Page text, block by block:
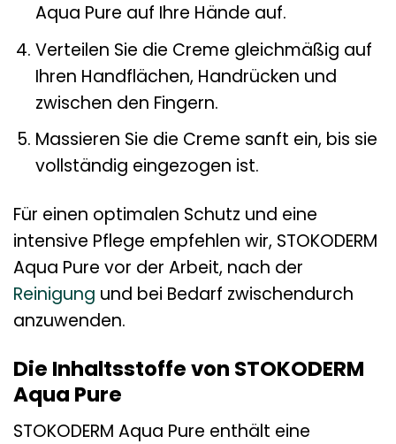
Aqua Pure auf Ihre Hände auf.
Verteilen Sie die Creme gleichmäßig auf
Ihren Handflächen, Handrücken und
zwischen den Fingern.
Massieren Sie die Creme sanft ein, bis sie
vollständig eingezogen ist.
Für einen optimalen Schutz und eine
intensive Pflege empfehlen wir, STOKODERM
Aqua Pure vor der Arbeit, nach der
Reinigung und bei Bedarf zwischendurch
anzuwenden.
Die Inhaltsstoffe von STOKODERM
Aqua Pure
STOKODERM Aqua Pure enthält eine